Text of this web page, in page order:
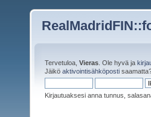
Tervetuloa, Vieras . Ole hyvä ja
Jäikö aktivointisähköposti
Kirjautuaksesi anna tunnus,